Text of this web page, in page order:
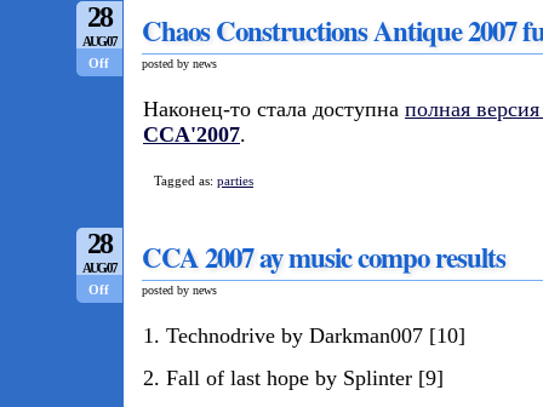
28
AUG/07
Off
Chaos Constructions Antique 2007
posted by news
Наконец-то стала доступна полная версия
CCA'2007.
Tagged as: parties
28
AUG/07
Off
CCA 2007 ay music compo results
posted by news
1. Technodrive by Darkman007 [10]
2. Fall of last hope by Splinter [9]